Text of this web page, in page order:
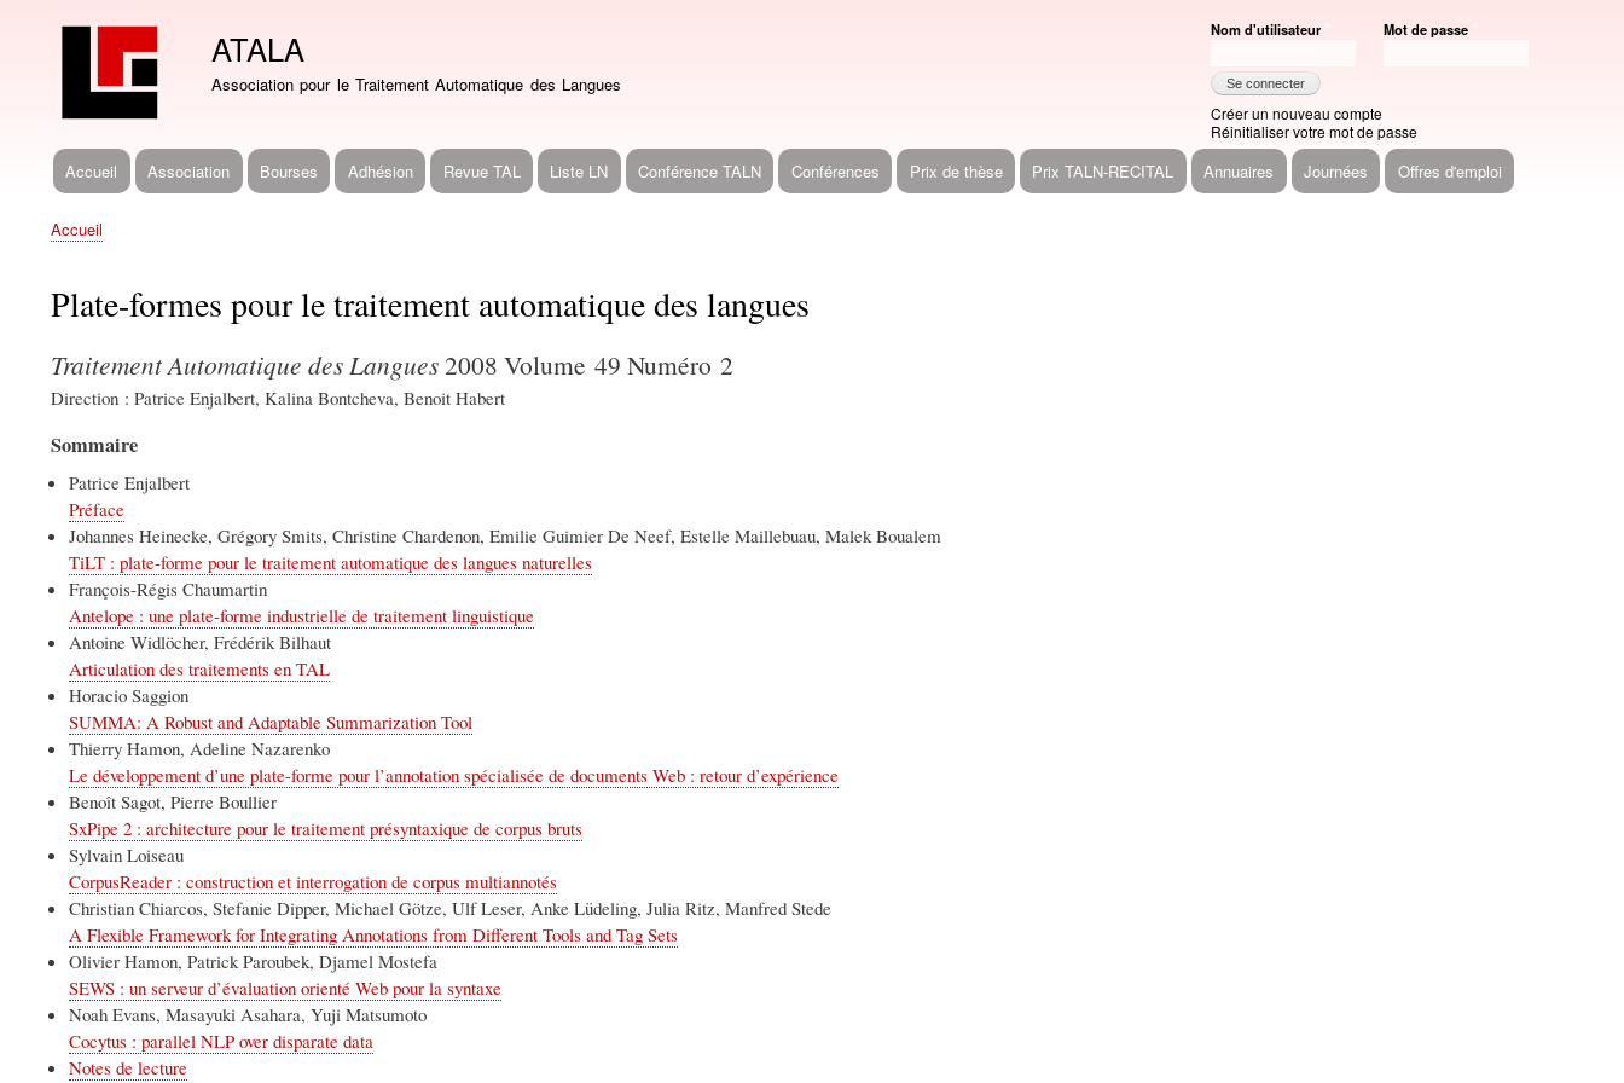
Nom d'utilisateur Mot de passe
Créer un nouveau compte
Réinitialiser votre mot de passe
ATALA
Association pour le Traitement Automatique des Langues
Navigation
Accueil Association Bourses Adhésion Revue TAL Liste LN Conférence TALN Conférences Prix de thèse Prix TALN-RECITAL Annuaires Journées Offres d'emploi
Fil
Accueil
Plate-formes pour le traitement automatique des langues
Traitement Automatique des Langues2008 Volume 49 Numéro 2
Direction : Patrice Enjalbert, Kalina Bontcheva, Benoit Habert
Sommaire
Patrice Enjalbert
Préface
Johannes Heinecke, Grégory Smits, Christine Chardenon, Emilie Guimier De Neef, Estelle Maillebuau, Malek Boualem
TiLT : plate-forme pour le traitement automatique des langues naturelles
François-Régis Chaumartin
Antelope : une plate-forme industrielle de traitement linguistique
Antoine Widlöcher, Frédérik Bilhaut
Articulation des traitements en TAL
Horacio Saggion
SUMMA: A Robust and Adaptable Summarization Tool
Thierry Hamon, Adeline Nazarenko
Le développement d’une plate-forme pour l’annotation spécialisée de documents Web : retour d’expérience
Benoît Sagot, Pierre Boullier
SxPipe 2 : architecture pour le traitement présyntaxique de corpus bruts
Sylvain Loiseau
CorpusReader : construction et interrogation de corpus multiannotés
Christian Chiarcos, Stefanie Dipper, Michael Götze, Ulf Leser, Anke Lüdeling, Julia Ritz, Manfred Stede
A Flexible Framework for Integrating Annotations from Different Tools and Tag Sets
Olivier Hamon, Patrick Paroubek, Djamel Mostefa
SEWS : un serveur d’évaluation orienté Web pour la syntaxe
Noah Evans, Masayuki Asahara, Yuji Matsumoto
Cocytus : parallel NLP over disparate data
Notes de lecture